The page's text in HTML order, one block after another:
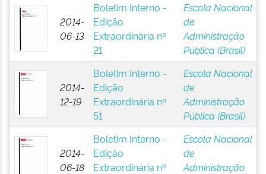
2014-
06-13
Boletim Interno -
Edição
Extraordinária nº
21
Escola Nacional
de
Administração
Pública (Brasil)
2014-
12-19
Boletim Interno -
Edição
Extraordinária nº
51
Escola Nacional
de
Administração
Pública (Brasil)
2014-
06-18
Boletim Interno -
Edição
Extraordinária nº
Escola Nacional
de
Administração